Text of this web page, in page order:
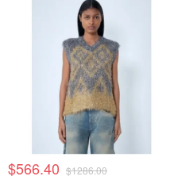
$566.40 $1286.00